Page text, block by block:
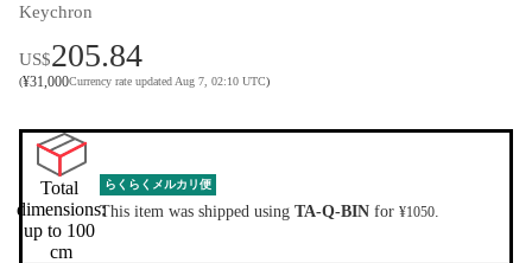
Keychron
US$205.84
(¥31,000Currency rate updated Aug 7, 02:10 UTC)
Total
dimensions:
up to 100
cm
らくらくメルカリ便
This item was shipped using TA-Q-BIN for ¥1050.